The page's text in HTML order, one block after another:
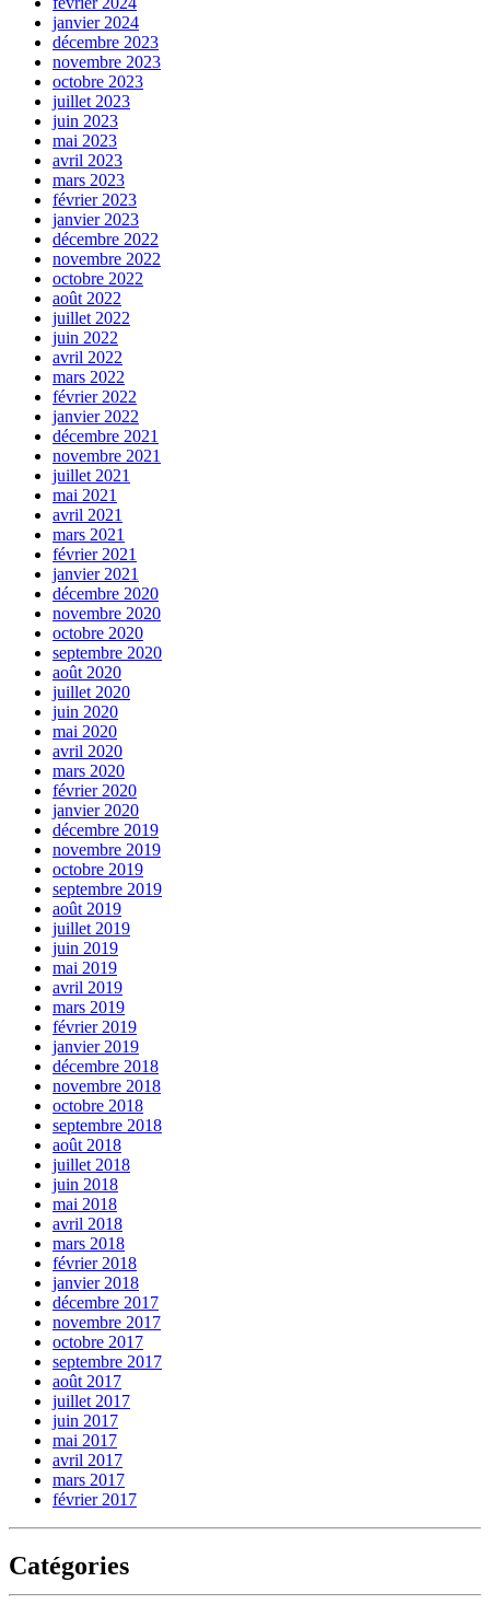
janvier 2024
décembre 2023
novembre 2023
octobre 2023
juillet 2023
juin 2023
mai 2023
avril 2023
mars 2023
février 2023
janvier 2023
décembre 2022
novembre 2022
octobre 2022
août 2022
juillet 2022
juin 2022
avril 2022
mars 2022
février 2022
janvier 2022
décembre 2021
novembre 2021
juillet 2021
mai 2021
avril 2021
mars 2021
février 2021
janvier 2021
décembre 2020
novembre 2020
octobre 2020
septembre 2020
août 2020
juillet 2020
juin 2020
mai 2020
avril 2020
mars 2020
février 2020
janvier 2020
décembre 2019
novembre 2019
octobre 2019
septembre 2019
août 2019
juillet 2019
juin 2019
mai 2019
avril 2019
mars 2019
février 2019
janvier 2019
décembre 2018
novembre 2018
octobre 2018
septembre 2018
août 2018
juillet 2018
juin 2018
mai 2018
avril 2018
mars 2018
février 2018
janvier 2018
décembre 2017
novembre 2017
octobre 2017
septembre 2017
août 2017
juillet 2017
juin 2017
mai 2017
avril 2017
mars 2017
février 2017
Catégories